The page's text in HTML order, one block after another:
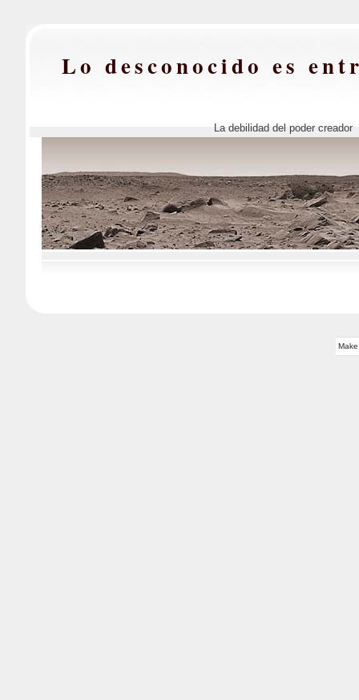
Lo desconocido es
La debilidad del poder creador